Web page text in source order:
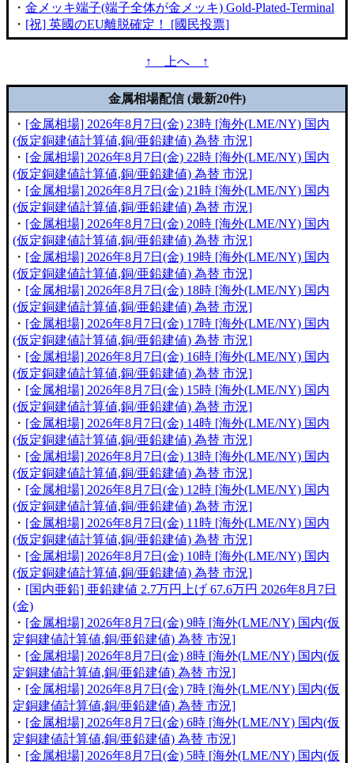
・ 金メッキ端子(端子全体が金メッキ) Gold-Plated-Terminal
・ [祝] 英國のEU離脱確定！ [國民投票]
↑ 上へ ↑
金属相場配信 (最新20件)
・ [金属相場] 2026年8月7日(金) 23時 [海外(LME/NY) 国内
(仮定銅建値計算値,銅/亜鉛建値) 為替 市況]
・ [金属相場] 2026年8月7日(金) 22時 [海外(LME/NY) 国内
(仮定銅建値計算値,銅/亜鉛建値) 為替 市況]
・ [金属相場] 2026年8月7日(金) 21時 [海外(LME/NY) 国内
(仮定銅建値計算値,銅/亜鉛建値) 為替 市況]
・ [金属相場] 2026年8月7日(金) 20時 [海外(LME/NY) 国内
(仮定銅建値計算値,銅/亜鉛建値) 為替 市況]
・ [金属相場] 2026年8月7日(金) 19時 [海外(LME/NY) 国内
(仮定銅建値計算値,銅/亜鉛建値) 為替 市況]
・ [金属相場] 2026年8月7日(金) 18時 [海外(LME/NY) 国内
(仮定銅建値計算値,銅/亜鉛建値) 為替 市況]
・ [金属相場] 2026年8月7日(金) 17時 [海外(LME/NY) 国内
(仮定銅建値計算値,銅/亜鉛建値) 為替 市況]
・ [金属相場] 2026年8月7日(金) 16時 [海外(LME/NY) 国内
(仮定銅建値計算値,銅/亜鉛建値) 為替 市況]
・ [金属相場] 2026年8月7日(金) 15時 [海外(LME/NY) 国内
(仮定銅建値計算値,銅/亜鉛建値) 為替 市況]
・ [金属相場] 2026年8月7日(金) 14時 [海外(LME/NY) 国内
(仮定銅建値計算値,銅/亜鉛建値) 為替 市況]
・ [金属相場] 2026年8月7日(金) 13時 [海外(LME/NY) 国内
(仮定銅建値計算値,銅/亜鉛建値) 為替 市況]
・ [金属相場] 2026年8月7日(金) 12時 [海外(LME/NY) 国内
(仮定銅建値計算値,銅/亜鉛建値) 為替 市況]
・ [金属相場] 2026年8月7日(金) 11時 [海外(LME/NY) 国内
(仮定銅建値計算値,銅/亜鉛建値) 為替 市況]
・ [金属相場] 2026年8月7日(金) 10時 [海外(LME/NY) 国内
(仮定銅建値計算値,銅/亜鉛建値) 為替 市況]
・ [国内亜鉛] 亜鉛建値 2.7万円上げ 67.6万円 2026年8月7日
(金)
・ [金属相場] 2026年8月7日(金) 9時 [海外(LME/NY) 国内(仮
定銅建値計算値,銅/亜鉛建値) 為替 市況]
・ [金属相場] 2026年8月7日(金) 8時 [海外(LME/NY) 国内(仮
定銅建値計算値,銅/亜鉛建値) 為替 市況]
・ [金属相場] 2026年8月7日(金) 7時 [海外(LME/NY) 国内(仮
定銅建値計算値,銅/亜鉛建値) 為替 市況]
・ [金属相場] 2026年8月7日(金) 6時 [海外(LME/NY) 国内(仮
定銅建値計算値,銅/亜鉛建値) 為替 市況]
・ [金属相場] 2026年8月7日(金) 5時 [海外(LME/NY) 国内(仮